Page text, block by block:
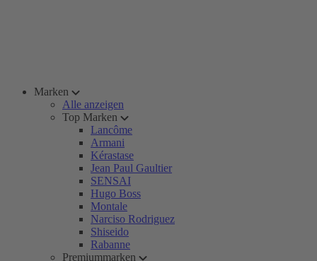
Marken
Alle anzeigen
Top Marken
Lancôme
Armani
Kérastase
Jean Paul Gaultier
SENSAI
Hugo Boss
Montale
Narciso Rodriguez
Shiseido
Rabanne
Premiummarken